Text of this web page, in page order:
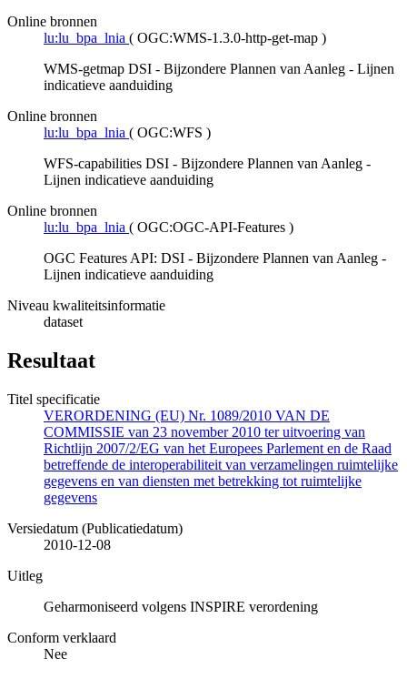
Online bronnen
lu:lu_bpa_lnia ( OGC:WMS-1.3.0-http-get-map )
WMS-getmap DSI - Bijzondere Plannen van Aanleg - Lijnen
indicatieve aanduiding
Online bronnen
lu:lu_bpa_lnia ( OGC:WFS )
WFS-capabilities DSI - Bijzondere Plannen van Aanleg -
Lijnen indicatieve aanduiding
Online bronnen
lu:lu_bpa_lnia ( OGC:OGC-API-Features )
OGC Features API: DSI - Bijzondere Plannen van Aanleg -
Lijnen indicatieve aanduiding
Niveau kwaliteitsinformatie
dataset
Resultaat
Titel specificatie
VERORDENING (EU) Nr. 1089/2010 VAN DE
COMMISSIE van 23 november 2010 ter uitvoering van
Richtlijn 2007/2/EG van het Europees Parlement en de Raad
betreffende de interoperabiliteit van verzamelingen ruimtelijke
gegevens en van diensten met betrekking tot ruimtelijke
gegevens
Versiedatum (Publicatiedatum)
2010-12-08
Uitleg
Geharmoniseerd volgens INSPIRE verordening
Conform verklaard
Nee